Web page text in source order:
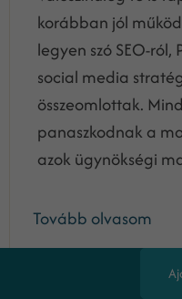
korábban jól
legyen szó SEO-
social media
összeomlottak.
panaszkodnak a
azok ügynökségi
Tovább olvasom